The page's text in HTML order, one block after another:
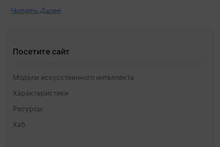
Читать Далее
Посетите сайт
Модели искусственного интеллекта
Характеристики
Ресурсы
Хаб